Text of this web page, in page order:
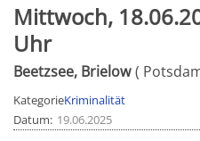
Mittwoch,
Uhr
Beetzsee, Brielow
KategorieKriminalität
Datum 19.06.2025